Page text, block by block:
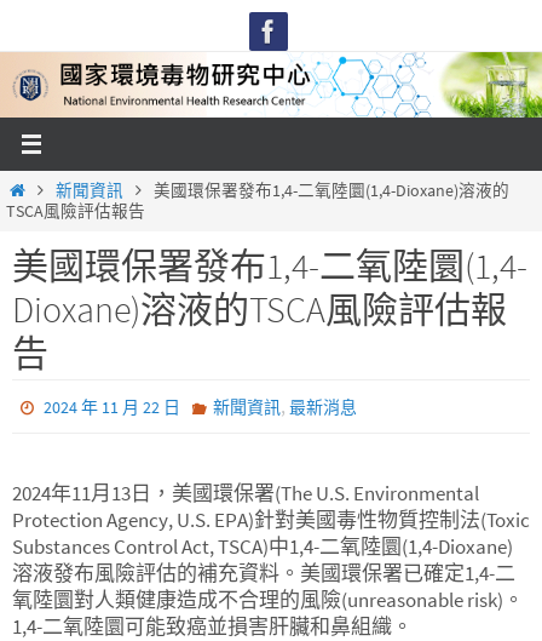
content
Home新聞資訊
美國環保署發布1,4-二氧陸圜(1,4-Dioxane)溶液的
TSCA風險評估報告
美國環保署發布1,4-二氧陸圜(1,4-
Dioxane)溶液的TSCA風險評估報
告
2024 年 11 月 22 日 新聞資訊, 最新消息
2024年11月13日，美國環保署(The U.S. Environmental
Protection Agency, U.S. EPA)針對美國毒性物質控制法(Toxic
Substances Control Act, TSCA)中1,4-二氧陸圜(1,4-Dioxane)
溶液發布風險評估的補充資料。美國環保署已確定1,4-二
氧陸圜對人類健康造成不合理的風險(unreasonable risk)。
1,4-二氧陸圜可能致癌並損害肝臟和鼻組織。